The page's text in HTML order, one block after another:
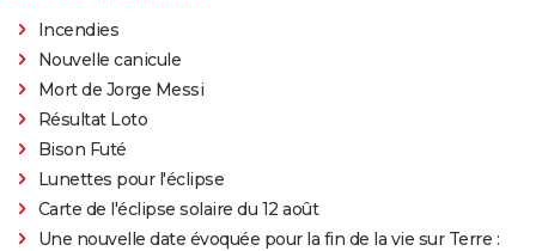
Incendies
Nouvelle canicule
Mort de Jorge Messi
Résultat Loto
Bison Futé
Lunettes pour l'éclipse
Carte de l'éclipse solaire du 12 août
Une nouvelle date évoquée pour la fin de la vie sur Terre :